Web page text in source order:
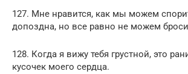
127. Мне нравится, как мы можем
допоздна, но все равно не можем
128. Когда я вижу тебя грустной, это
кусочек моего сердца.